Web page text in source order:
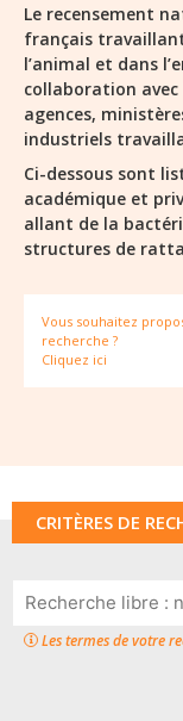
Le recensement
français travaillant
l’animal et dans
collaboration avec
agences,
industriels
Ci-dessous sont
académique et
allant de la
structures de
Vous souhaitez
recherche ?
Cliquez ici
CRITÈRES DE
Les termes de votre